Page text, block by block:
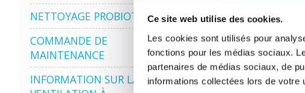
Ce site web utilise des cookies.
Les cookies sont utilisés pour
fonctions pour les médias sociaux.
partenaires de médias sociaux, de
informations collectées lors de votre
NETTOYAGE PROBIOTIQUE
COMMANDE DE
MAINTENANCE
INFORMATION SUR LA